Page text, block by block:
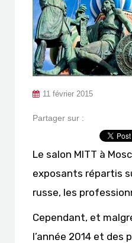
11 février 2015
Partager sur :
Le salon MITT à
exposants répartis
russe, les
Cependant, et
l’année 2014 et des